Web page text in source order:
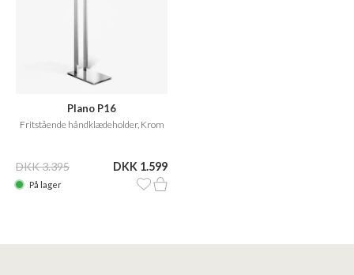
Plano P16
Fritstående håndklædeholder, Krom
DKK 3.395 DKK 1.599
På lager